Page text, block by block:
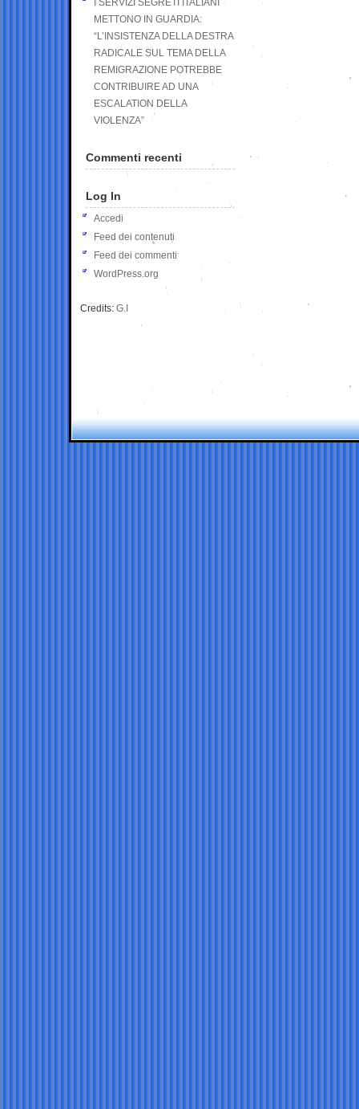
I SERVIZI SEGRETI ITALIANI
METTONO IN GUARDIA:
“L’INSISTENZA DELLA DESTRA
RADICALE SUL TEMA DELLA
REMIGRAZIONE POTREBBE
CONTRIBUIRE AD UNA
ESCALATION DELLA
VIOLENZA”
Commenti recenti
Log In
Accedi
Feed dei contenuti
Feed dei commenti
WordPress.org
Credits: G.I